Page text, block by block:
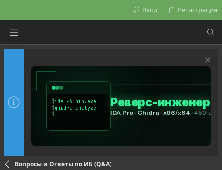
Вход Регистрация
Вопросы и Ответы по ИБ (Q&A)